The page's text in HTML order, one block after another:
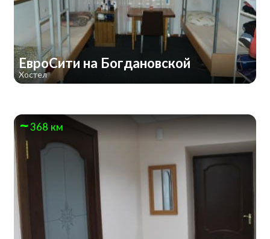
ЕвроСити на Богдановской
Хостел
368 км